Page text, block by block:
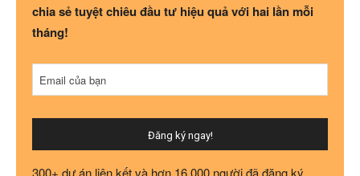
chia sẻ tuyệt chiêu đầu tư hiệu quả với hai lần mỗi
tháng!
Email *
Email của bạn
Đăng ký ngay!
300+ dự án liên kết và hơn 16.000 người đã đăng ký.